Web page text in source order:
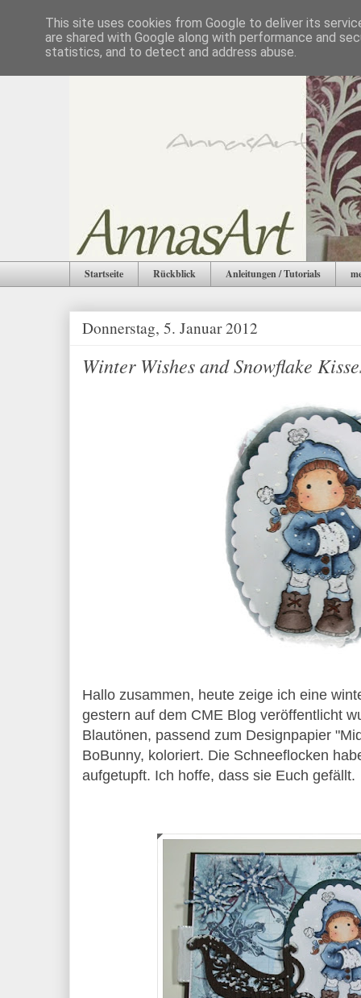
Startseite Rückblick Anleitungen / Tutorials
Donnerstag, 5. Januar 2012
Winter Wishes and Snowflake
Hallo zusammen, heute zeige ich eine
gestern auf dem CME Blog veröffentlicht
Blautönen, passend zum Designpapier
BoBunny, koloriert. Die Schneeflocken
aufgetupft. Ich hoffe, dass sie Euch gefällt.
This site uses cookies from Google to deliver its
are shared with Google along with performance and
statistics, and to detect and address abuse.